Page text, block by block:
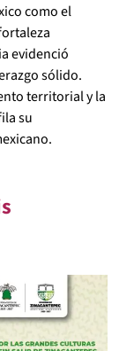
como el
evidenció
sólido.
territorial y la
su